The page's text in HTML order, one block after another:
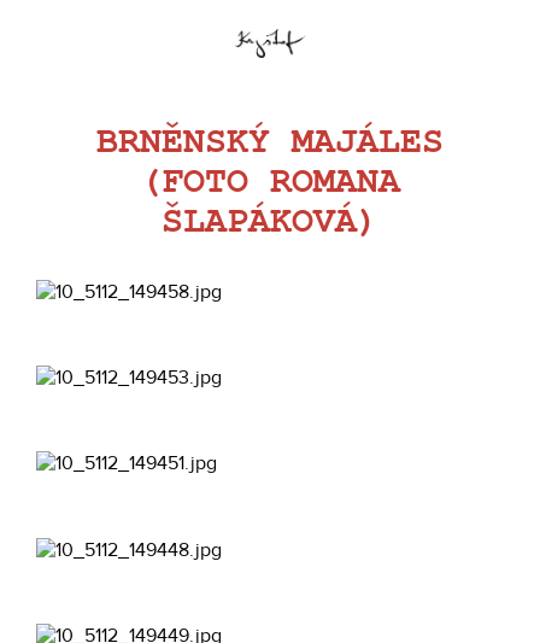
BRNĚNSKÝ MAJÁLES
(FOTO ROMANA
ŠLAPÁKOVÁ)